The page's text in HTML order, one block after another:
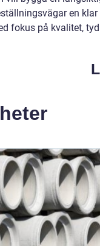
en klar
fokus på kvalitet,